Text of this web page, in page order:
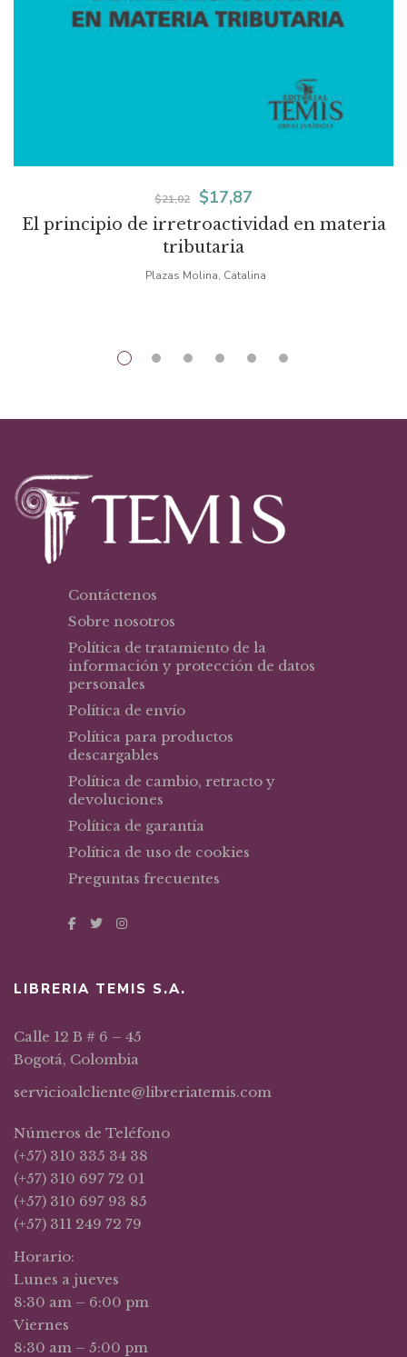
El principio de irretroactividad en materia
tributaria
$21,02
El
precio
$17,87
precio
Plazas Molina, Catalina
Contáctenos
Sobre nosotros
Política de tratamiento de la
información y protección de datos
personales
Política de envío
Política para productos
descargables
Política de cambio, retracto y
devoluciones
Política de garantía
Política de uso de cookies
Preguntas frecuentes
LIBRERIA TEMIS S.A.
Calle 12 B # 6 – 45
Bogotá, Colombia
servicioalcliente@libreriatemis.com
Números de Teléfono
(+57) 310 335 34 38
(+57) 310 697 72 01
(+57) 310 697 93 85
(+57) 311 249 72 79
Horario:
Lunes a jueves
8:30 am – 6:00 pm
Viernes
8:30 am – 5:00 pm